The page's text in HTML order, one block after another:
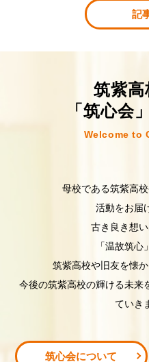
記
筑紫⾼
「筑⼼会
Welcome to
⺟校である筑紫⾼
活動をお届
古き良き想い
「温故筑⼼
筑紫⾼校や旧友を懐
今後の筑紫⾼校の輝ける未来
ていき
筑心会について